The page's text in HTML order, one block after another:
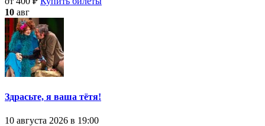
10 авг
Здрасьте, я ваша тётя!
10 августа 2026 в 19:00